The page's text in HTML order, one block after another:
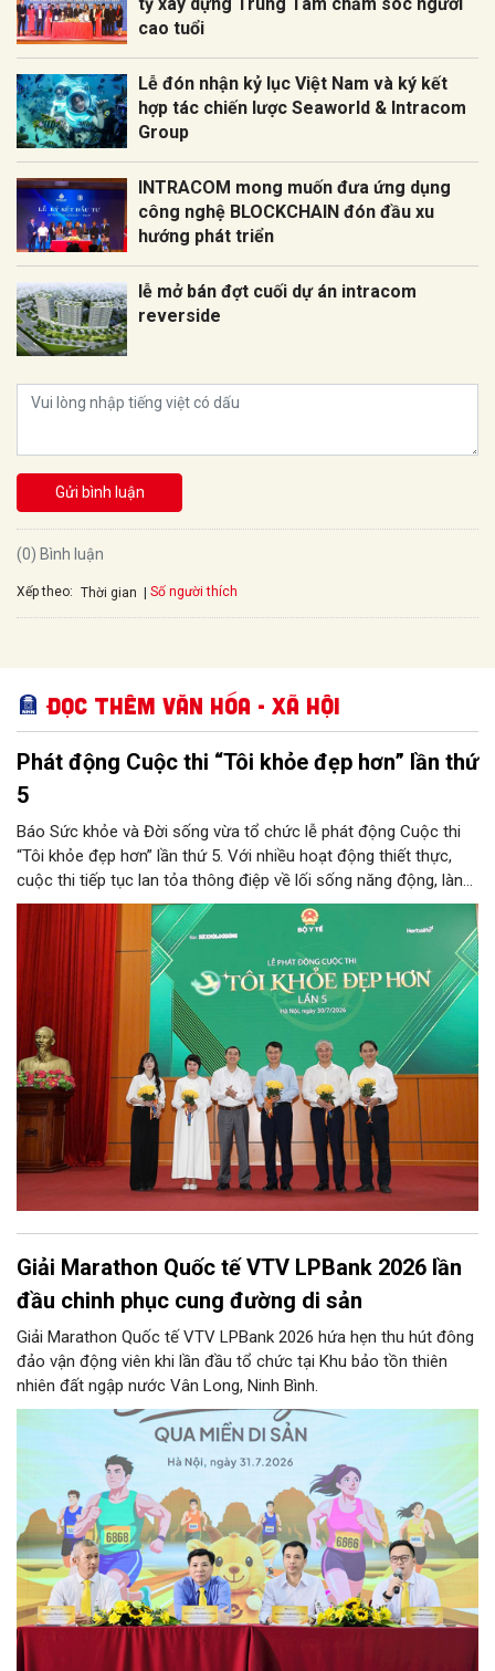
cao tuổi
Lễ đón nhận kỷ lục Việt Nam và ký kết
hợp tác chiến lược Seaworld & Intracom
Group
INTRACOM mong muốn đưa ứng dụng
công nghệ BLOCKCHAIN đón đầu xu
hướng phát triển
lễ mở bán đợt cuối dự án intracom
reverside
Gửi bình luận
(0) Bình luận
Xếp theo: Thời gian Số người thích
Đọc thêm Văn hóa - Xã hội
Phát động Cuộc thi “Tôi khỏe đẹp hơn” lần thứ
5
Báo Sức khỏe và Đời sống vừa tổ chức lễ phát động Cuộc thi
“Tôi khỏe đẹp hơn” lần thứ 5. Với nhiều hoạt động thiết thực,
cuộc thi tiếp tục lan tỏa thông điệp về lối sống năng động, lành
mạnh và khuyến khích người dân chủ động chăm sóc sức khỏe.
Giải Marathon Quốc tế VTV LPBank 2026 lần
đầu chinh phục cung đường di sản
Giải Marathon Quốc tế VTV LPBank 2026 hứa hẹn thu hút đông
đảo vận động viên khi lần đầu tổ chức tại Khu bảo tồn thiên
nhiên đất ngập nước Vân Long, Ninh Bình.